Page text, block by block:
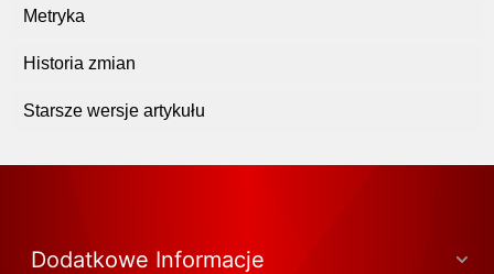
Metryka
Historia zmian
Starsze wersje artykułu
Dodatkowe Informacje